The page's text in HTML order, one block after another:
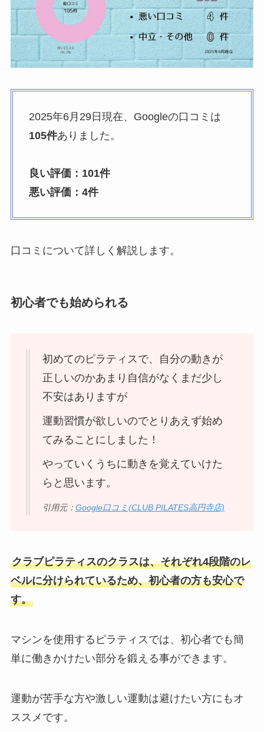
2025年6月29日現在、Googleの口コミは
105件ありました。
良い評価：101件
悪い評価：4件
口コミについて詳しく解説します。
初心者でも始められる
初めてのピラティスで、自分の動きが
正しいのかあまり自信がなくまだ少し
不安はありますが
運動習慣が欲しいのでとりあえず始め
てみることにしました！
やっていくうちに動きを覚えていけた
らと思います。
引用元： Google口コミ(CLUB PILATES高円寺店)
クラブピラティスのクラスは、それぞれ4段階のレ
ベルに分けられているため、初心者の方も安心で
す。
マシンを使用するピラティスでは、初心者でも簡
単に働きかけたい部分を鍛える事ができます。
運動が苦手な方や激しい運動は避けたい方にもオ
ススメです。